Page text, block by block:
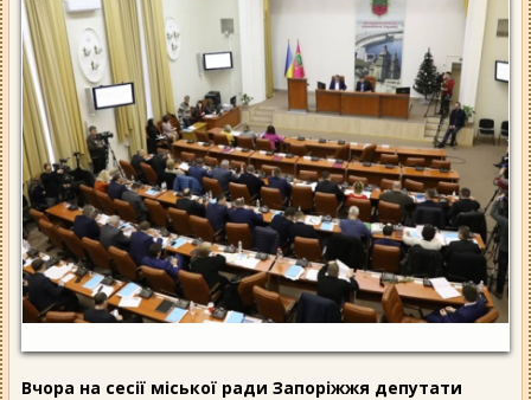
Вчора на сесії міської ради Запоріжжя депутати